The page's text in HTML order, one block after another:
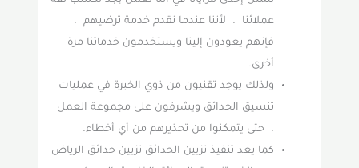
عملائنا . لأننا عندما نقدم خدمة ترضيهم .
فإنهم يعودون إلينا ويستخدمون خدماتنا مرة
أخرى.
ولذلك يوجد تقنيون من ذوي الخبرة في عمليات
تنسيق الحدائق ويشرفون على مجموعة العمل
. حتى يتمكنوا من تحذيرهم من أي أخطاء.
كما يعد تنفيذ تزيين الحدائق تزيين حدائق الرياض